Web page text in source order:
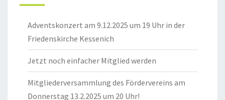
Adventskonzert am 9.12.2025 um 19 Uhr in der
Friedenskirche Kessenich
Jetzt noch einfacher Mitglied werden
Mitgliederversammlung des Fördervereins am
Donnerstag 13.2.2025 um 20 Uhr!